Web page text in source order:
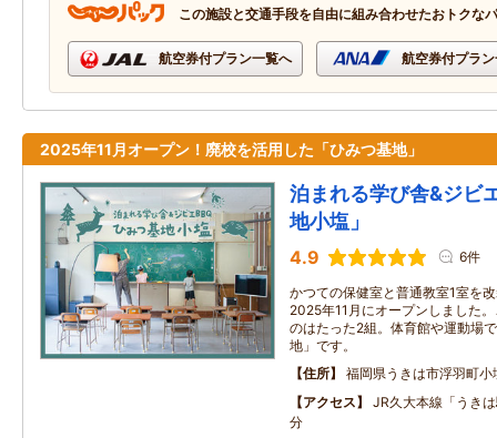
この施設と交通手段を自由に組み合わせたおトクな
航空券付プラン一覧へ 航空券付プラ
2025年11月オープン！廃校を活用した「ひみつ基地」
泊まれる学び舎&ジビ
地小塩」
4.9 6件
かつての保健室と普通教室1室を
2025年11月にオープンしました
のはたった2組。体育館や運動場
地」です。
住所
福岡県うきは市浮羽町小
アクセス
JR久大本線「うき
分